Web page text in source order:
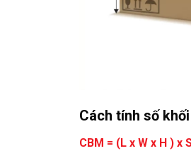
Cách tính số
CBM = (L x W x H ) x